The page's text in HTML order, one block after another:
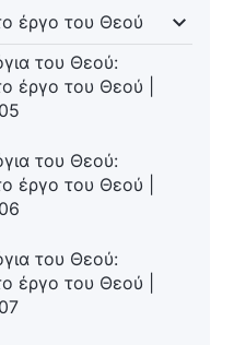
έργο του Θεού
το έργο του Θεού
του Θεού:
έργο του Θεού |
του Θεού:
έργο του Θεού |
του Θεού:
έργο του Θεού |